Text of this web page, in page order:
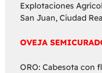
Explotaciones
San Juan, Ciudad
OVEJA
ORO: Cabesota con